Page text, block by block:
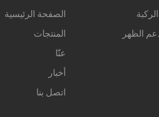
الظهر
الصفحة الرئيسية
المنتجات
عنّا
أخبار
اتصل بنا